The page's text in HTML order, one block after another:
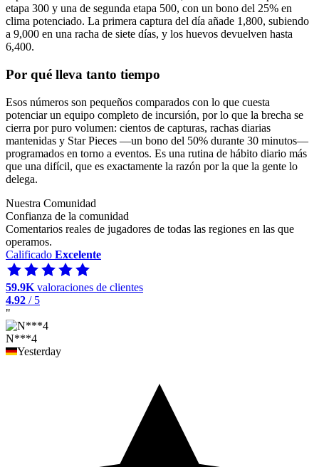
etapa 300 y una de segunda etapa 500, con un bono del 25% en
clima potenciado. La primera captura del día añade 1,800, subiendo
a 9,000 en una racha de siete días, y los huevos devuelven hasta
6,400.
Por qué lleva tanto tiempo
Esos números son pequeños comparados con lo que cuesta
potenciar un equipo completo de incursión, por lo que la brecha se
cierra por puro volumen: cientos de capturas, rachas diarias
mantenidas y Star Pieces —un bono del 50% durante 30 minutos—
programados en torno a eventos. Es una rutina de hábito diario más
que una difícil, que es exactamente la razón por la que la gente lo
delega.
Nuestra Comunidad
Confianza de la comunidad
Comentarios reales de jugadores de todas las regiones en las que
operamos.
Calificado Excelente
59.9K valoraciones de clientes
4.92 / 5
"
N***4
Yesterday